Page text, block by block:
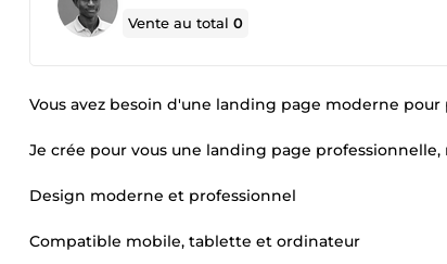
Vente au total0
Vous avez besoin d'une landing page moderne
Je crée pour vous une landing page
Design moderne et professionnel
Compatible mobile, tablette et ordinateur